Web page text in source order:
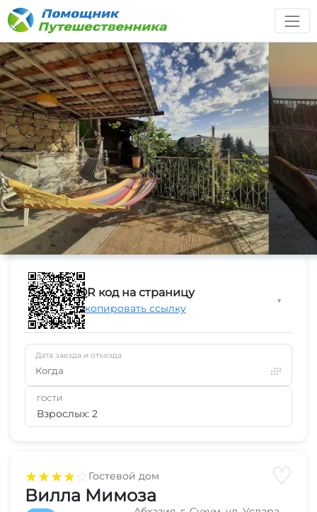
★★★★☆Гостевой дом ♡
Вилла Мимоза
QR код на страницу
Скопировать ссылку
▼
Дата заезда и отъезда
Когда
ГОСТИ
Взрослых: 2